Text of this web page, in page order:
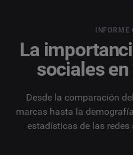
La
sociales
Desde la comparación
marcas hasta la
estadísticas de las